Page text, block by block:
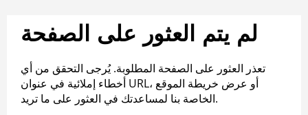
لم يتم العثور على الصفحة
تعذر العثور على الصفحة المطلوبة. يُرجى التحقق من أي
أخطاء إملائية في عنوان URL، أو عرض خريطة الموقع
الخاصة بنا لمساعدتك في العثور على ما تريد.